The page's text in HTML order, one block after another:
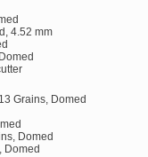
4.52 mm
Grains, Domed
Domed
Domed